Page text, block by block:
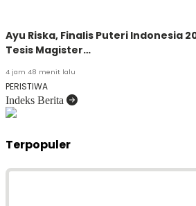
Ayu Riska, Finalis Puteri Indonesia
Tesis Magister…
4 jam 48 menit lalu
PERISTIWA
Indeks Berita
Terpopuler